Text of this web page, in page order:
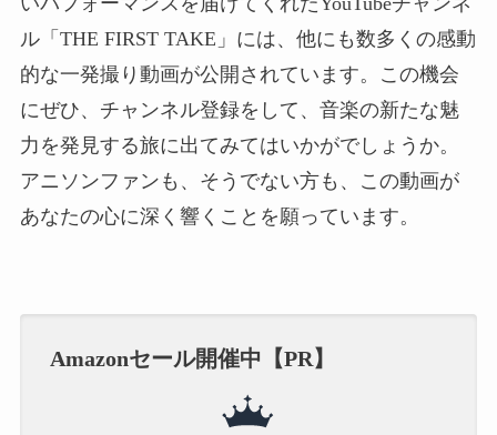
ル「THE FIRST TAKE」には、他にも数多くの感動
的な一発撮り動画が公開されています。この機会
にぜひ、チャンネル登録をして、音楽の新たな魅
力を発見する旅に出てみてはいかがでしょうか。
アニソンファンも、そうでない方も、この動画が
あなたの心に深く響くことを願っています。
Amazonセール開催中【PR】